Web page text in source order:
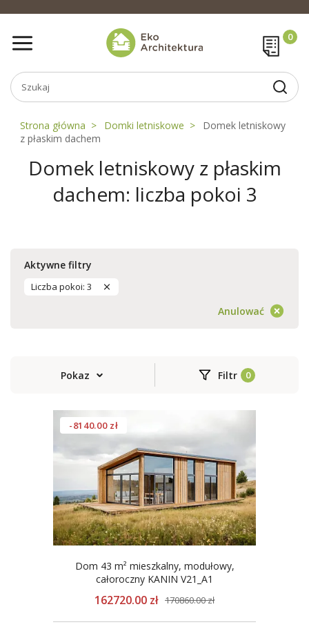
Strona główna Domki letniskowe
Domek letniskowy
z płaskim dachem
Domek letniskowy z płaskim
dachem: liczba pokoi 3
Aktywne filtry
Liczba pokoi: 3
Anulować
Pokaz Filtr
-8140.00 zł
Dom 43 m² mieszkalny, modułowy,
całoroczny KANIN V21_A1
162720.00 zł 170860.00 zł